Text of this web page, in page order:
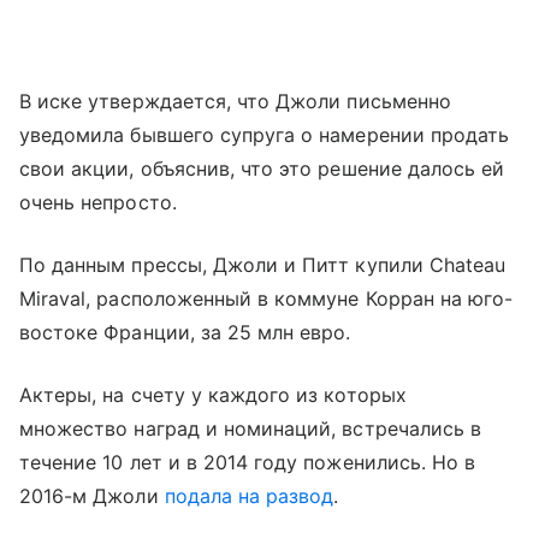
В иске утверждается, что Джоли письменно
уведомила бывшего супруга о намерении продать
свои акции, объяснив, что это решение далось ей
очень непросто.
По данным прессы, Джоли и Питт купили Chateau
Miraval, расположенный в коммуне Корран на юго-
востоке Франции, за 25 млн евро.
Актеры, на счету у каждого из которых
множество наград и номинаций, встречались в
течение 10 лет и в 2014 году поженились. Но в
2016-м Джоли подала на развод.